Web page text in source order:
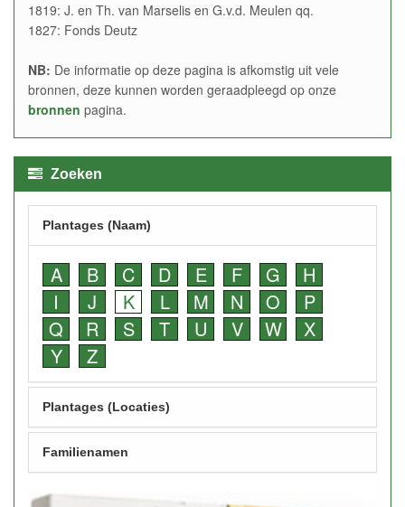
1819: J. en Th. van Marselis en G.v.d. Meulen qq.
1827: Fonds Deutz
NB: De informatie op deze pagina is afkomstig uit vele
bronnen, deze kunnen worden geraadpleegd op onze
bronnen pagina.
Zoeken
Plantages (Naam)
A B C D E F G
H
I
J K L M N O
P
Q
R S T U V W
X
Y
Z
Plantages (Locaties)
Familienamen